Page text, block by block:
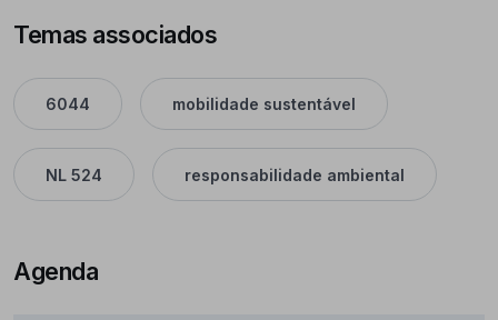
Temas associados
6044 mobilidade sustentável
NL 524 responsabilidade ambiental
Agenda